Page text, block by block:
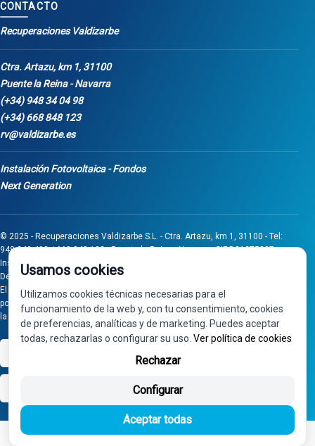
CONTACTO
Recuperaciones Valdizarbe
Ctra. Artazu, km 1, 31100
Puente la Reina - Navarra
(+34) 948 34 04 98
(+34) 668 848 123
rv@valdizarbe.es
Instalación Fotovoltaica - Fondos
Next Generation
© 2025 - Recuperaciones Valdizarbe S.L. - Ctra. Artazu, km 1, 31100 - Tel:
948 340 498 / 668 848 123 - Puente la Reina - Navarra - CIF B31275837.
Inscrita en el Registro Mercantil de Navarra, Tomo 32, Folio 75, Hoja 525.
Desarrollado porSeintosoft
El proyecto de inversión "0011-0558-2024-000008" ha sido subvencionado
por Gobierno de Navarra al amparo de la convocatoria de 2024 de Ayudas a
la inversión en pymes industriales
Usamos cookies
Utilizamos cookies técnicas necesarias para el
funcionamiento de la web y, con tu consentimiento, cookies
de preferencias, analíticas y de marketing. Puedes aceptar
todas, rechazarlas o configurar su uso. Ver política de cookies
Rechazar
Configurar
Aceptar todas